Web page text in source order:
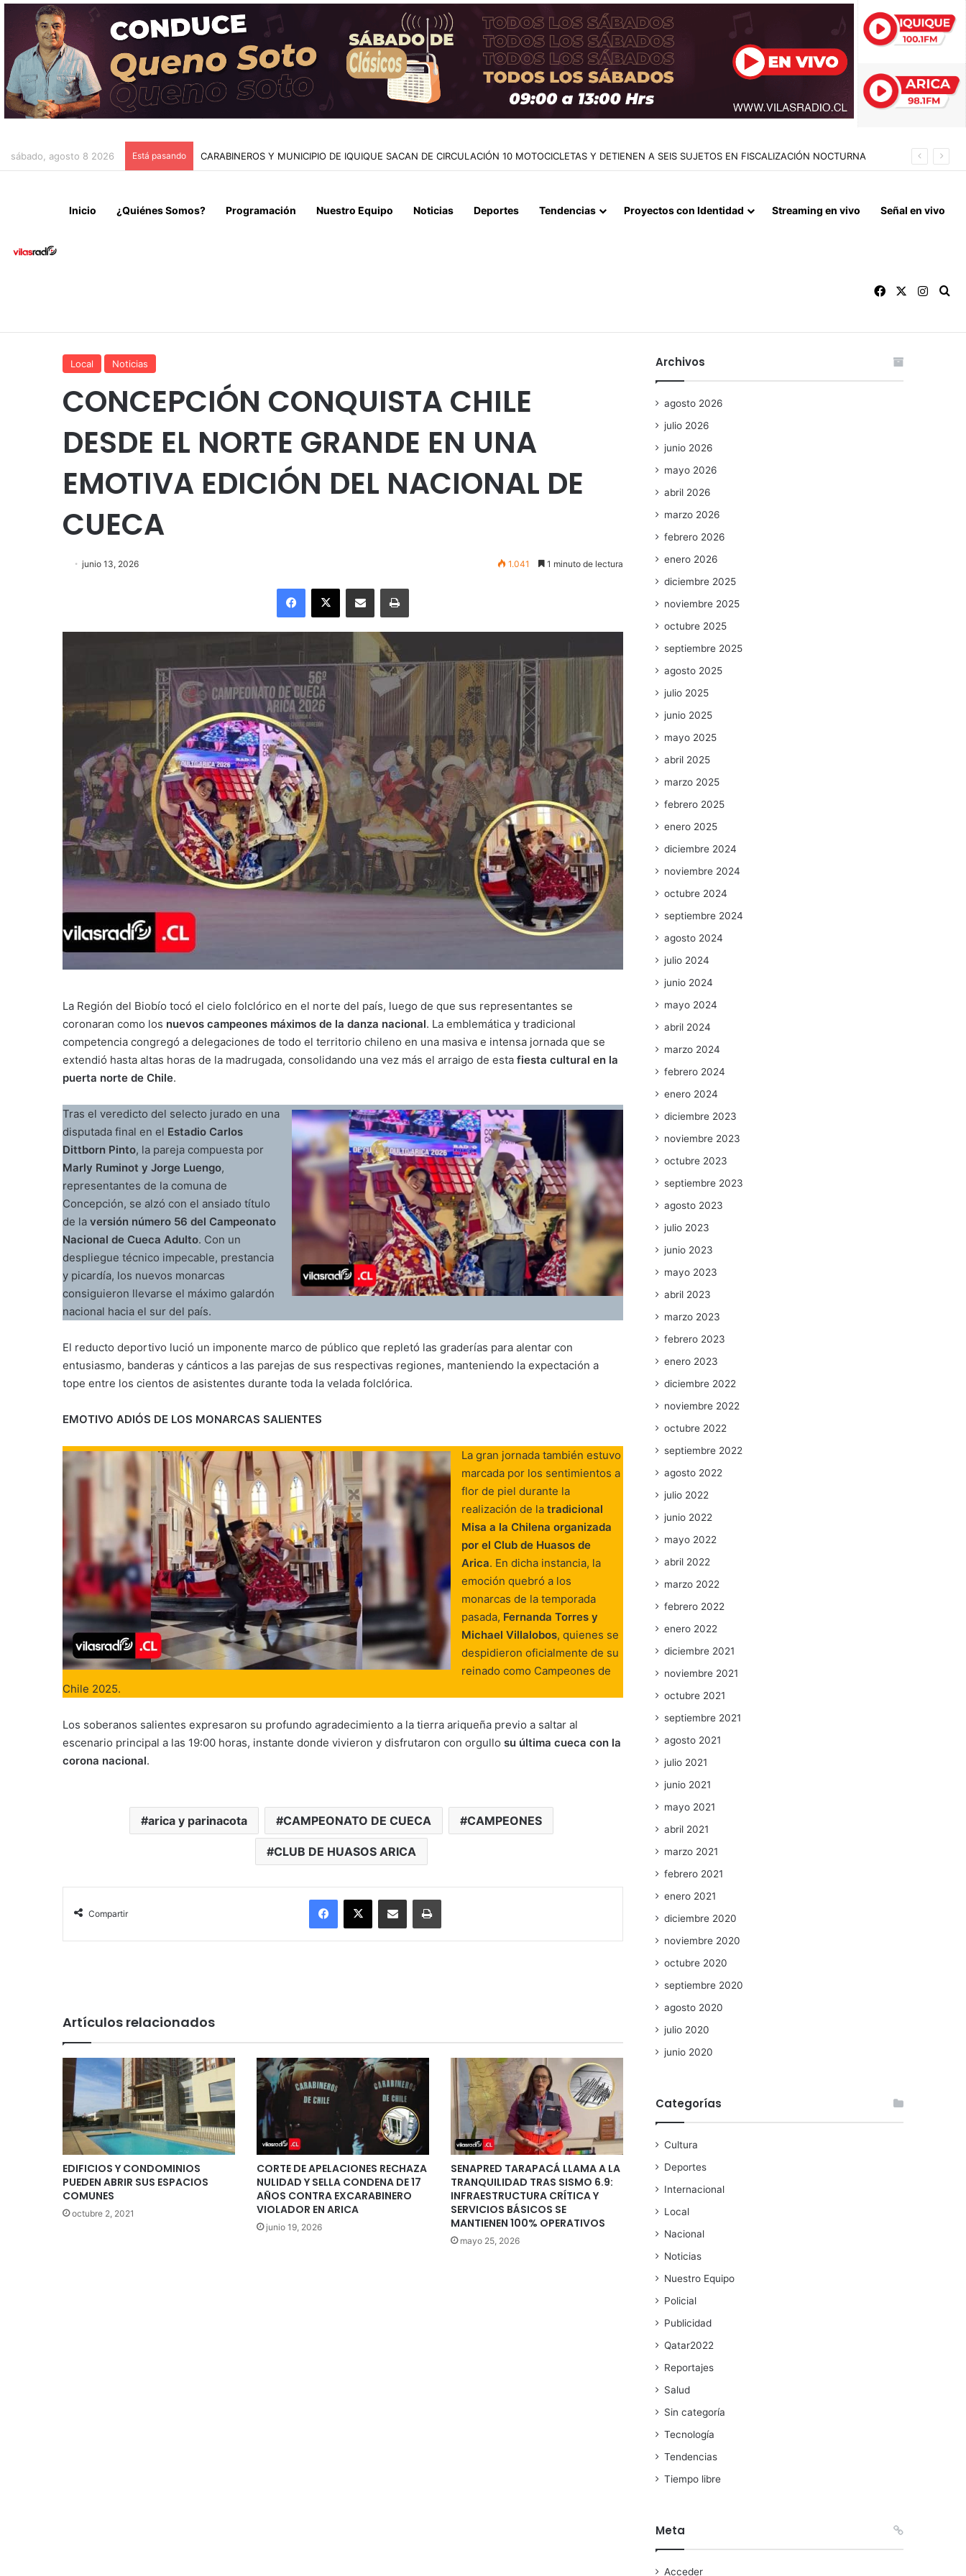
sábado, agosto 8 2026 Está pasando CAEN DOS MICROTRAFICANTES EN LA CAUPOLICÁN: DESMANTELAN PUNTO DE VENTA Y RETIRAN RUCO USADO COMO CENTRO DE ACOPIO
Inicio ¿Quiénes Somos? Programación Nuestro Equipo Noticias Deportes Tendencias Proyectos con Identidad Streaming en vivo Señal en vivo
Facebook
Local Noticias
CONCEPCIÓN CONQUISTA CHILE
DESDE EL NORTE GRANDE EN UNA
EMOTIVA EDICIÓN DEL NACIONAL DE
CUECA
junio 13, 2026 1.041 1 minuto de lectura
Facebook
X Enviar vía email Imprimir
La Región del Biobío tocó el cielo folclórico en el norte del país, luego de que sus representantes se
coronaran como los nuevos campeones máximos de la danza nacional. La emblemática y tradicional
competencia congregó a delegaciones de todo el territorio chileno en una masiva e intensa jornada que se
extendió hasta altas horas de la madrugada, consolidando una vez más el arraigo de esta fiesta cultural en la
puerta norte de Chile.
Tras el veredicto del selecto jurado en una
disputada final en el Estadio Carlos
Dittborn Pinto, la pareja compuesta por
Marly Ruminot y Jorge Luengo,
representantes de la comuna de
Concepción, se alzó con el ansiado título
de la versión número 56 del Campeonato
Nacional de Cueca Adulto. Con un
despliegue técnico impecable, prestancia
y picardía, los nuevos monarcas
consiguieron llevarse el máximo galardón
nacional hacia el sur del país.
El reducto deportivo lució un imponente marco de público que repletó las graderías para alentar con
entusiasmo, banderas y cánticos a las parejas de sus respectivas regiones, manteniendo la expectación a
tope entre los cientos de asistentes durante toda la velada folclórica.
EMOTIVO ADIÓS DE LOS MONARCAS SALIENTES
La gran jornada también estuvo
marcada por los sentimientos a
flor de piel durante la
realización de la tradicional
Misa a la Chilena organizada
por el Club de Huasos de
Arica. En dicha instancia, la
emoción quebró a los
monarcas de la temporada
pasada, Fernanda Torres y
Michael Villalobos, quienes se
despidieron oficialmente de su
reinado como Campeones de
Chile 2025.
Los soberanos salientes expresaron su profundo agradecimiento a la tierra ariqueña previo a saltar al
escenario principal a las 19:00 horas, instante donde vivieron y disfrutaron con orgullo su última cueca con la
corona nacional.
arica y parinacota CAMPEONATO DE CUECA CAMPEONES
CLUB DE HUASOS ARICA
Compartir
Facebook
X Enviar vía email Imprimir
Artículos relacionados
EDIFICIOS Y CONDOMINIOS
PUEDEN ABRIR SUS ESPACIOS
COMUNES
octubre 2, 2021
CORTE DE APELACIONES RECHAZA
NULIDAD Y SELLA CONDENA DE 17
AÑOS CONTRA EXCARABINERO
VIOLADOR EN ARICA
junio 19, 2026
SENAPRED TARAPACÁ LLAMA A LA
TRANQUILIDAD TRAS SISMO 6.9:
INFRAESTRUCTURA CRÍTICA Y
SERVICIOS BÁSICOS SE
MANTIENEN 100% OPERATIVOS
mayo 25, 2026
Archivos
agosto 2026
julio 2026
junio 2026
mayo 2026
abril 2026
marzo 2026
febrero 2026
enero 2026
diciembre 2025
noviembre 2025
octubre 2025
septiembre 2025
agosto 2025
julio 2025
junio 2025
mayo 2025
abril 2025
marzo 2025
febrero 2025
enero 2025
diciembre 2024
noviembre 2024
octubre 2024
septiembre 2024
agosto 2024
julio 2024
junio 2024
mayo 2024
abril 2024
marzo 2024
febrero 2024
enero 2024
diciembre 2023
noviembre 2023
octubre 2023
septiembre 2023
agosto 2023
julio 2023
junio 2023
mayo 2023
abril 2023
marzo 2023
febrero 2023
enero 2023
diciembre 2022
noviembre 2022
octubre 2022
septiembre 2022
agosto 2022
julio 2022
junio 2022
mayo 2022
abril 2022
marzo 2022
febrero 2022
enero 2022
diciembre 2021
noviembre 2021
octubre 2021
septiembre 2021
agosto 2021
julio 2021
junio 2021
mayo 2021
abril 2021
marzo 2021
febrero 2021
enero 2021
diciembre 2020
noviembre 2020
octubre 2020
septiembre 2020
agosto 2020
julio 2020
junio 2020
Categorías
Cultura
Deportes
Internacional
Local
Nacional
Noticias
Nuestro Equipo
Policial
Publicidad
Qatar2022
Reportajes
Salud
Sin categoría
Tecnología
Tendencias
Tiempo libre
Meta
Acceder